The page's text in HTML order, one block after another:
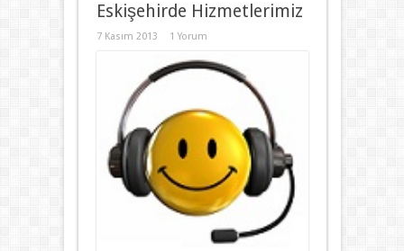
Eskişehirde Hizmetlerimiz
7 Kasım 2013 1 Yorum